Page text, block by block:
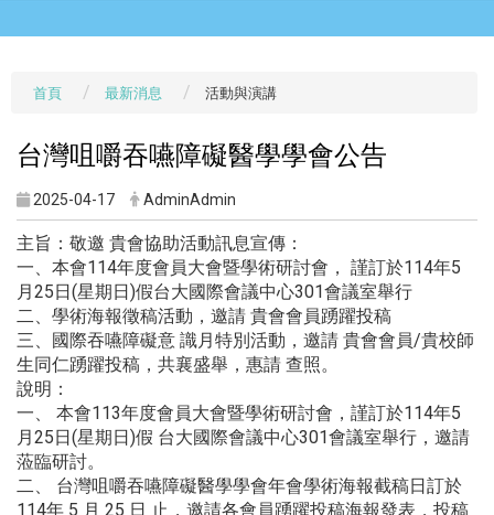
首頁 最新消息 活動與演講
台灣咀嚼吞嚥障礙醫學學會公告
2025-04-17 AdminAdmin
主旨：敬邀 貴會協助活動訊息宣傳：
一、本會114年度會員大會暨學術研討會， 謹訂於114年5
月25日(星期日)假台大國際會議中心301會議室舉行
二、學術海報徵稿活動，邀請 貴會會員踴躍投稿
三、國際吞嚥障礙意 識月特別活動，邀請 貴會會員/貴校師
生同仁踴躍投稿，共襄盛舉，惠請 查照。
說明：
一、 本會113年度會員大會暨學術研討會， 謹訂於114年5
月25日(星期日)假 台大國際會議中心301會議室舉行，邀請
蒞臨研討。
二、 台灣咀嚼吞嚥障礙醫學學會年會學術海報截稿日訂於
114年 5 月 25 日 止，邀請各會員踴躍投稿海報發表，投稿